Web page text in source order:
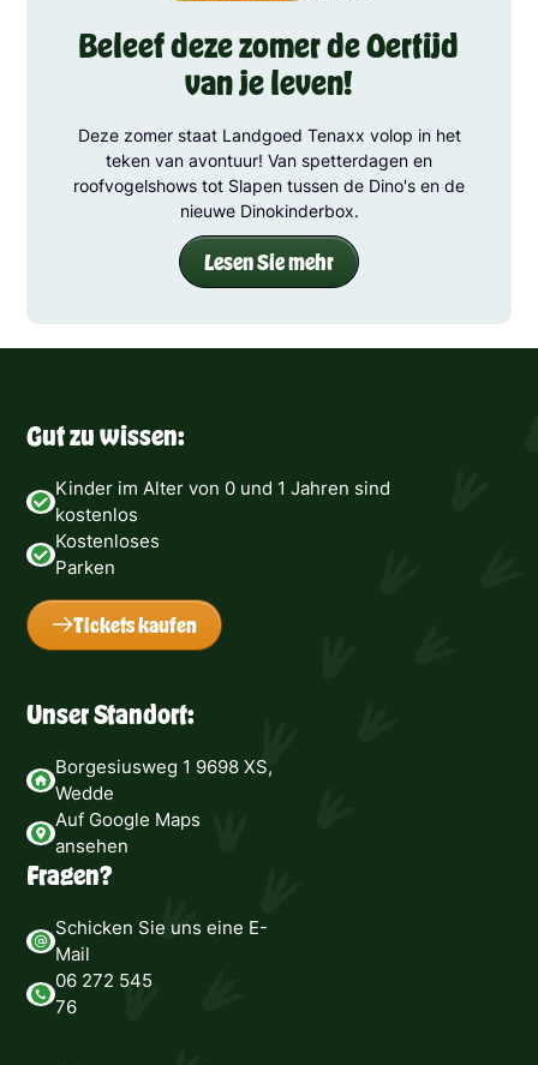
Beleef deze zomer de Oertijd
van je leven!
Deze zomer staat Landgoed Tenaxx volop in het
teken van avontuur! Van spetterdagen en
roofvogelshows tot Slapen tussen de Dino's en de
nieuwe Dinokinderbox.
Lesen Sie mehr
Gut zu wissen:
Kinder im Alter von 0 und 1 Jahren sind
kostenlos
Kostenloses
Parken
Tickets kaufen
Unser Standort:
Borgesiusweg 1 9698 XS,
Wedde
Auf Google Maps
ansehen
Fragen?
Schicken Sie uns eine E-
Mail
06 272 545
76